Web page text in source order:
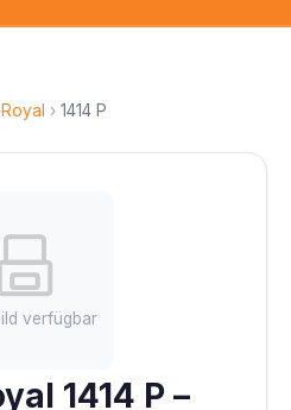
› 1414 P
verfügbar
1414 P –